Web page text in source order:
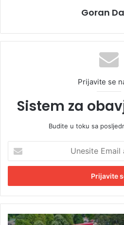
Goran
Prijavite se
Sistem za
Budite u toku sa
e
i
t
E
O